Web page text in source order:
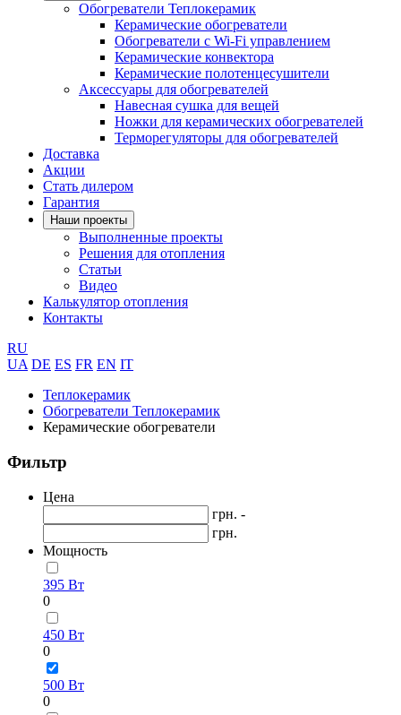
Обогреватели Теплокерамик
Керамические обогреватели
Обогреватели с Wi-Fi управлением
Керамические конвектора
Керамические полотенцесушители
Аксессуары для обогревателей
Навесная сушка для вещей
Ножки для керамических обогревателей
Терморегуляторы для обогревателей
Доставка
Акции
Стать дилером
Гарантия
Наши проекты
Выполненные проекты
Решения для отопления
Статьи
Видео
Калькулятор отопления
Контакты
RU
UA DE ES FR EN IT
Теплокерамик
Обогреватели Теплокерамик
Керамические обогреватели
Фильтр
Цена
грн. -
грн.
Мощность
395 Вт
0
450 Вт
0
500 Вт
0